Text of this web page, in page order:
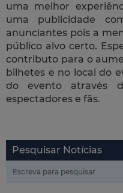
uma melhor
uma publicidade
anunciantes pois a
público alvo certo.
contributo para o
bilhetes e no local do
do evento através
espectadores e fãs.
Pesquisar Notícias